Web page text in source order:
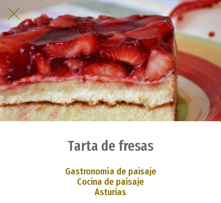
Tarta de fresas
Gastronomía de paisaje
Cocina de paisaje
Asturias